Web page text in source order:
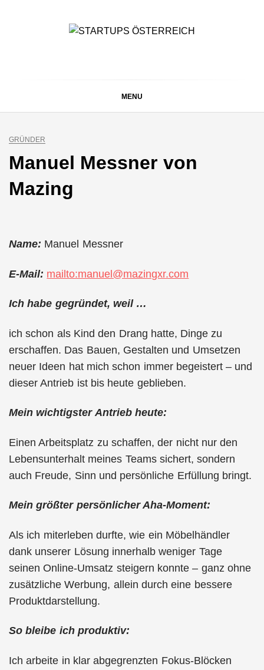
MENU
GRÜNDER
Manuel Messner von
Mazing
Name: Manuel Messner
E-Mail: mailto:manuel@mazingxr.com
Ich habe gegründet, weil …
ich schon als Kind den Drang hatte, Dinge zu
erschaffen. Das Bauen, Gestalten und Umsetzen
neuer Ideen hat mich schon immer begeistert – und
dieser Antrieb ist bis heute geblieben.
Mein wichtigster Antrieb heute:
Einen Arbeitsplatz zu schaffen, der nicht nur den
Lebensunterhalt meines Teams sichert, sondern
auch Freude, Sinn und persönliche Erfüllung bringt.
Mein größter persönlicher Aha-Moment:
Als ich miterleben durfte, wie ein Möbelhändler
dank unserer Lösung innerhalb weniger Tage
seinen Online-Umsatz steigern konnte – ganz ohne
zusätzliche Werbung, allein durch eine bessere
Produktdarstellung.
So bleibe ich produktiv:
Ich arbeite in klar abgegrenzten Fokus-Blöcken